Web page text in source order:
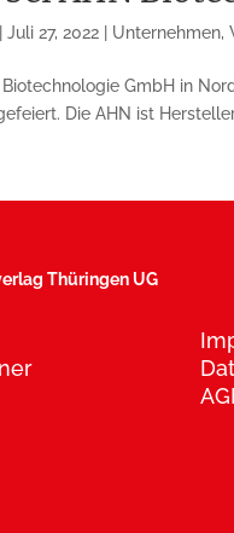
|Juli 27, 2022 Unternehmen,
GmbH in
Die AHN ist
Thüringen UG